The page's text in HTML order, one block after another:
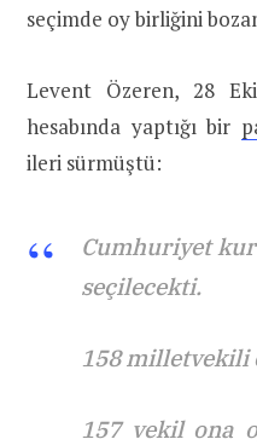
seçimde oy birliğini
Levent Özeren, 28
hesabında yaptığı bir
ileri sürmüştü:
Cumhuriyet
seçilecekti.
158 milletvekili
157 vekil ona